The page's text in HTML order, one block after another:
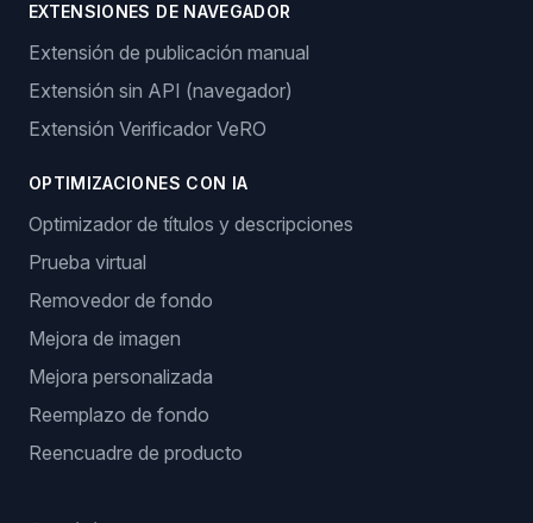
EXTENSIONES DE NAVEGADOR
Extensión de publicación manual
Extensión sin API (navegador)
Extensión Verificador VeRO
OPTIMIZACIONES CON IA
Optimizador de títulos y descripciones
Prueba virtual
Removedor de fondo
Mejora de imagen
Mejora personalizada
Reemplazo de fondo
Reencuadre de producto